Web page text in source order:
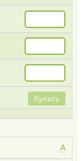
Купить
А